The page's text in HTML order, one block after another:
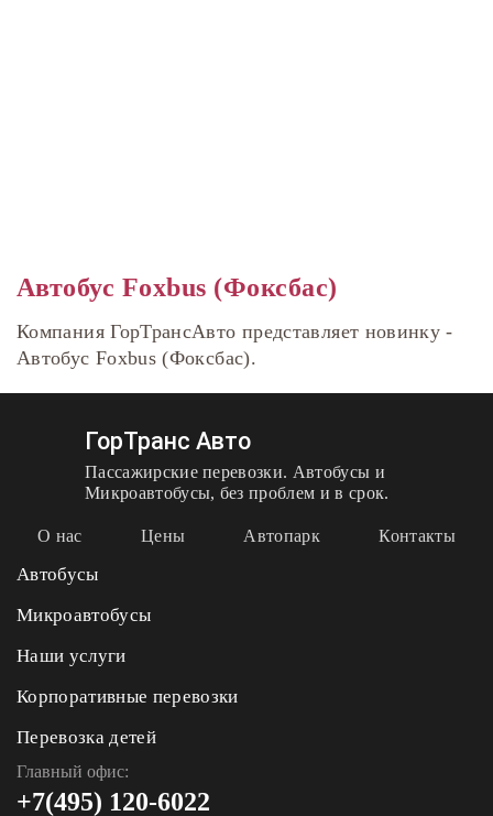
Автобус Foxbus (Фоксбас)
Компания ГорТрансАвто представляет новинку -
Автобус Foxbus (Фоксбас).
ГорТранс Авто
Пассажирские перевозки. Автобусы и
Микроавтобусы, без проблем и в срок.
О нас Цены Автопарк Контакты
Автобусы
Микроавтобусы
Наши услуги
Корпоративные перевозки
Перевозка детей
Главный офис:
+7(495) 120-6022